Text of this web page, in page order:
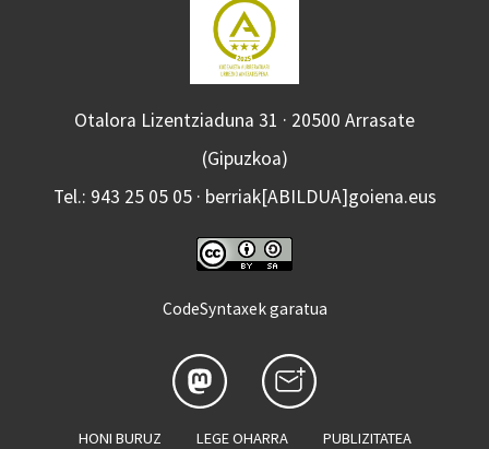
Otalora Lizentziaduna 31 · 20500 Arrasate
(Gipuzkoa)
Tel.: 943 25 05 05 · berriak[ABILDUA]goiena.eus
CodeSyntaxek garatua
HONI BURUZ LEGE OHARRA PUBLIZITATEA